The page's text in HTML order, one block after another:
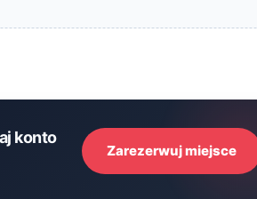
konto
Zarezerwuj miejsce